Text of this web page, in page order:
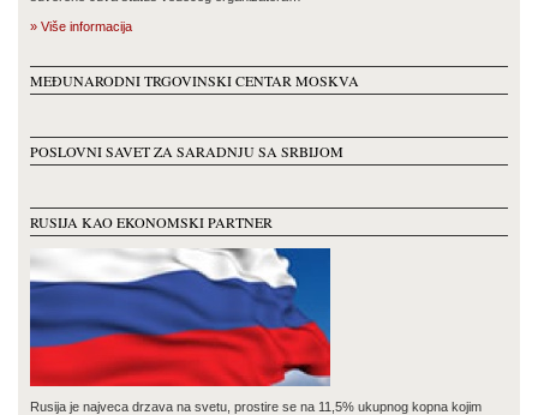
» Više informacija
MEĐUNARODNI TRGOVINSKI CENTAR MOSKVA
POSLOVNI SAVET ZA SARADNJU SA SRBIJOM
RUSIJA KAO EKONOMSKI PARTNER
Rusija je najveca drzava na svetu, prostire se na 11,5% ukupnog kopna kojim